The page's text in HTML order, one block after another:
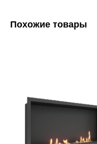
Похожие товары